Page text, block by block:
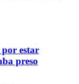
estar
preso